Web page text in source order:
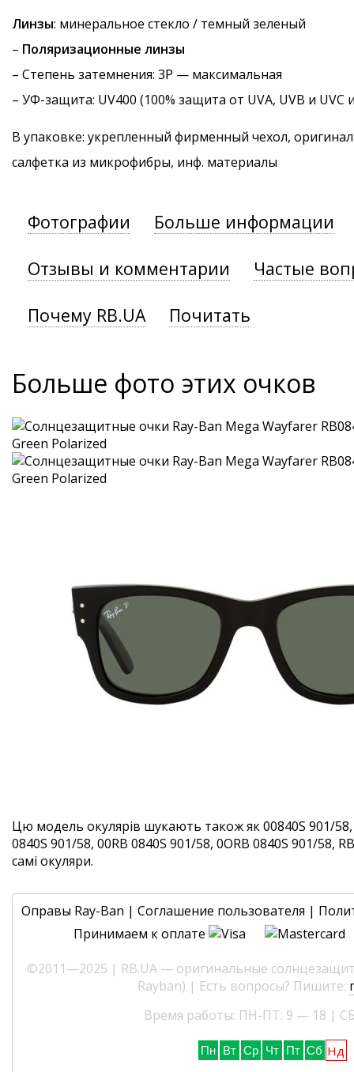
Линзы: минеральное стекло / темный зеленый
– Поляризационные линзы
– Степень затемнения: 3P — максимальная
– УФ-защита: UV400 (100% защита от UVA, UVB и UVC
В упаковке: укрепленный фирменный чехол,
салфетка из микрофибры, инф. материалы
Фотографии Больше информации
Отзывы и комментарии Частые
Почему RB.UA Почитать
Больше фото этих очков
Цю модель окулярів шукають також як 00840S 901/58,
0840S 901/58, 00RB 0840S 901/58, 0ORB 0840S 901/58,
самі окуляри.
Оправы Ray-Ban | Соглашение пользователя |
Принимаем к оплате
©2011—2025 | RB.UA — оригинальные
Rayban) | Есть вопросы? Пишите:
Время работы: ПН-ПТ: 9 — 18 |
Пн Вт Ср Чт Пт Сб Нд